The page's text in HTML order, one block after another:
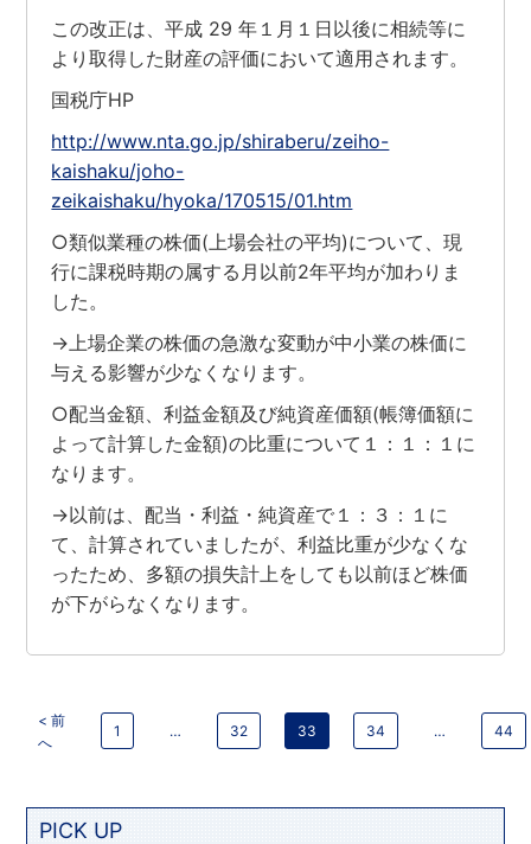
この改正は、平成 29 年１月１日以後に相続等に
より取得した財産の評価において適用されます。
国税庁HP
http://www.nta.go.jp/shiraberu/zeiho-
kaishaku/joho-
zeikaishaku/hyoka/170515/01.htm
○類似業種の株価(上場会社の平均)について、現
行に課税時期の属する月以前2年平均が加わりま
した。
→上場企業の株価の急激な変動が中小業の株価に
与える影響が少なくなります。
○配当金額、利益金額及び純資産価額(帳簿価額に
よって計算した金額)の比重について１：１：１に
なります。
→以前は、配当・利益・純資産で１：３：１に
て、計算されていましたが、利益比重が少なくな
ったため、多額の損失計上をしても以前ほど株価
が下がらなくなります。
< 前
へ
1 … 32 33 34 … 44
PICK UP